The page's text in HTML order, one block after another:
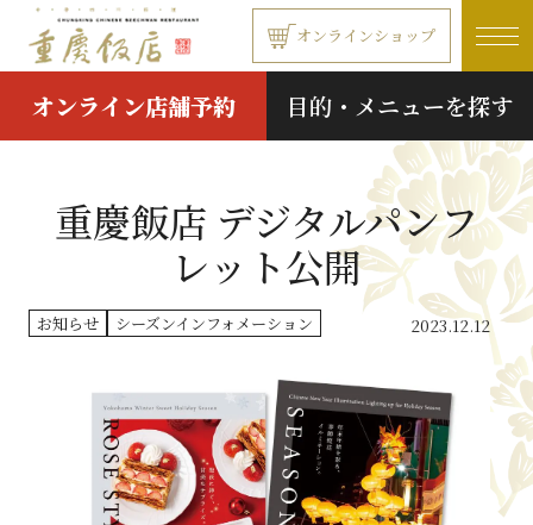
本文へ移動する オンラインショップ
オンライン店舗予約 目的・メニューを探す
重慶飯店 デジタルパンフ
レット公開
お知らせ シーズンインフォメーション 2023.12.12